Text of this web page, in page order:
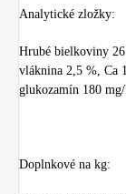
Analytické zložky:
Hrubé bielkoviny
vláknina 2,5 %, Ca
glukozamín 180
Doplnkové na kg: